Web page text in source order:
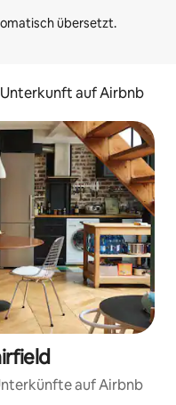
auf Airbnb
auf Airbnb